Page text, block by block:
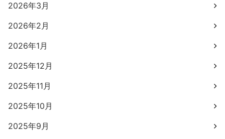
2026年3月
2026年2月
2026年1月
2025年12月
2025年11月
2025年10月
2025年9月